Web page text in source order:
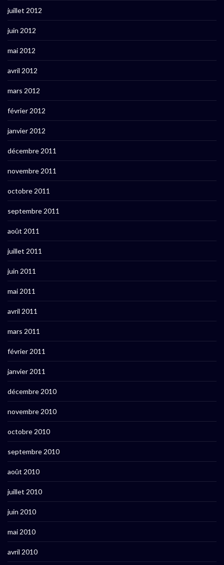
juillet 2012
juin 2012
mai 2012
avril 2012
mars 2012
février 2012
janvier 2012
décembre 2011
novembre 2011
octobre 2011
septembre 2011
août 2011
juillet 2011
juin 2011
mai 2011
avril 2011
mars 2011
février 2011
janvier 2011
décembre 2010
novembre 2010
octobre 2010
septembre 2010
août 2010
juillet 2010
juin 2010
mai 2010
avril 2010